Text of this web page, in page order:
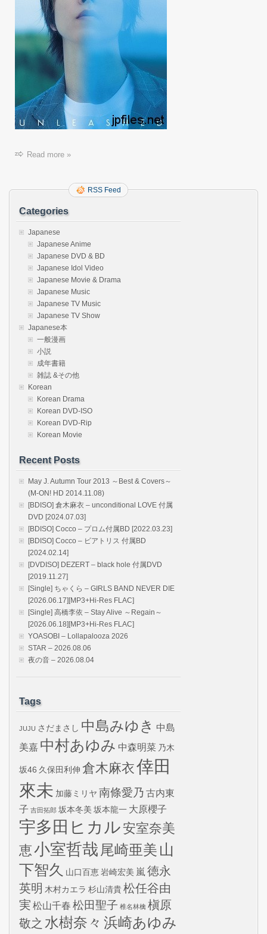
Read more »
RSS Feed
Categories
Japanese
Japanese Anime
Japanese DVD & BD
Japanese Idol Video
Japanese Movie & Drama
Japanese Music
Japanese TV Music
Japanese TV Show
Japanese本
一般漫画
小説
成年書籍
雑誌 &その他
Korean
Korean Drama
Korean DVD-ISO
Korean DVD-Rip
Korean Movie
Recent Posts
May J. Autumn Tour 2013 ～Best & Covers～
(M-ON! HD 2014.11.08)
[BDISO] 倉木麻衣 – unconditional LOVE 付属
DVD [2024.07.03]
[BDISO] Cocco – プロム付属BD [2022.03.23]
[BDISO] Cocco – ビアトリス 付属BD
[2024.02.14]
[DVDISO] DEZERT – black hole 付属DVD
[2019.11.27]
[Single] ちゃくら – GIRLS BAND NEVER DIE
[2026.06.17][MP3+Hi-Res FLAC]
[Single] 高橋李依 – Stay Alive ～Regain～
[2026.06.18][MP3+Hi-Res FLAC]
YOASOBI – Lollapalooza 2026
STAR – 2026.08.06
夜の音 – 2026.08.04
Tags
JUJU さだまさし 中島みゆき 中島
美嘉 中村あゆみ 中森明菜 乃木
坂46 久保田利伸 倉木麻衣倖田
來未 加藤ミリヤ 南條愛乃 古内東
子 吉田拓郎 坂本冬美 坂本龍一 大原櫻子
宇多田ヒカル安室奈美
恵小室哲哉 尾崎亜美 山
下智久 山口百恵岩崎宏美 嵐 徳永
英明 木村カエラ 杉山清貴松任谷由
実 松山千春 松田聖子 椎名林檎 槇原
敬之 水樹奈々 浜崎あゆみ